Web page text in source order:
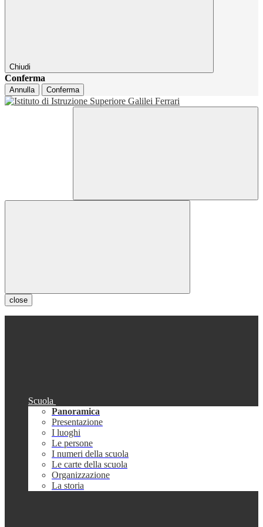
Chiudi
Conferma
Annulla Conferma
close
Scuola
Panoramica
Presentazione
I luoghi
Le persone
I numeri della scuola
Le carte della scuola
Organizzazione
La storia